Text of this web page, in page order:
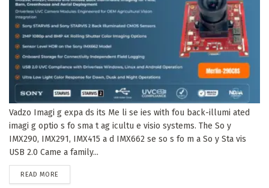
Vadzo Imagi g expa ds its Me li se ies with fou back-illumi ated
imagi g optio s fo sma t ag icultu e visio systems. The So y
IMX290, IMX291, IMX415 a d IMX662 se so s fo m a So y Sta vis
USB 2.0 Came a family...
READ MORE